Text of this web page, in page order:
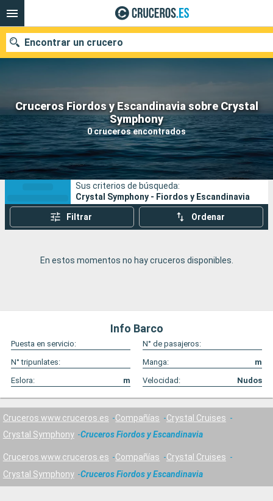
Cruceros Fiordos y Escandinavia sobre Crystal
Symphony
0 cruceros encontrados
Encontrar un crucero
Nuestros destinos
Fecha de salida
Puertos Compañías
Buscar
Sus criterios de búsqueda:
Crystal Symphony - Fiordos y Escandinavia
Filtrar Ordenar
En estos momentos no hay cruceros disponibles.
Info Barco
Puesta en servicio:
N° de pasajeros:
N° tripunlates:
Manga:
m
Eslora:
m Velocidad: Nudos
Cruceros www.cruceros.es Compañías
Crystal Cruises
Crystal Symphony
Cruceros Fiordos y Escandinavia
Cruceros www.cruceros.es Compañías
Crystal Cruises
Crystal Symphony
Cruceros Fiordos y Escandinavia